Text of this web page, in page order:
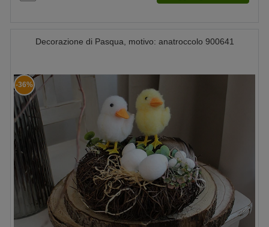
Decorazione di Pasqua, motivo: anatroccolo 900641
-36%